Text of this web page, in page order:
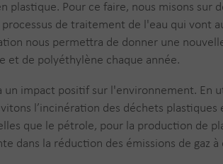
plastique. Pour ce faire, nous misons sur
de traitement de l'eau qui vont
nous permettra de donner une
et de polyéthylène chaque année.
un impact positif sur l'environnement. En
l’incinération des déchets plastiques
que le pétrole, pour la production de
dans la réduction des émissions de gaz à